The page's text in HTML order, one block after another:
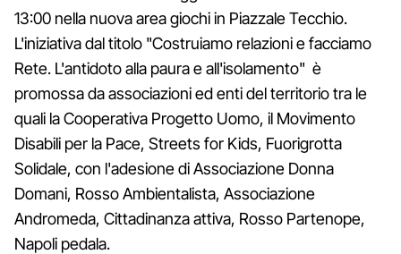
13:00 nella nuova area giochi in Piazzale Tecchio.
L'iniziativa dal titolo "Costruiamo relazioni e facciamo
Rete. L'antidoto alla paura e all'isolamento" è
promossa da associazioni ed enti del territorio tra le
quali la Cooperativa Progetto Uomo, il Movimento
Disabili per la Pace, Streets for Kids, Fuorigrotta
Solidale, con l'adesione di Associazione Donna
Domani, Rosso Ambientalista, Associazione
Andromeda, Cittadinanza attiva, Rosso Partenope,
Napoli pedala.